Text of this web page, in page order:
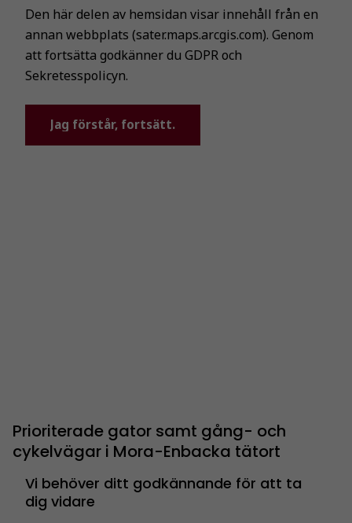
Den här delen av hemsidan visar innehåll från en
annan webbplats (sater.maps.arcgis.com). Genom
att fortsätta godkänner du GDPR och
Sekretesspolicyn.
Jag förstår, fortsätt.
Prioriterade gator samt gång- och
cykelvägar i Mora-Enbacka tätort
Vi behöver ditt godkännande för att ta
dig vidare